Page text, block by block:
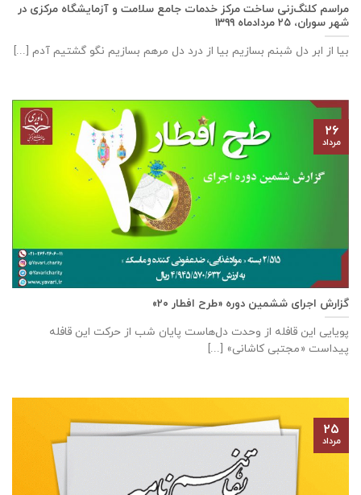
مراسم کلنگ‌زنی ساخت مرکز خدمات جامع سلامت و آزمایشگاه مرکزی در
شهر سوران، ۲۵ مردادماه ۱۳۹۹
بیا از ابر دل شبنم بسازیم بیا از درد دل مرهم بسازیم نگو گشتیم آدم [...]
گزارش اجرای ششمین دوره «طرح افطار ۲۰»
پویایی این قافله از وحدت دل‌هاست پایان شب از حرکت این قافله
پیداست «مجتبی کاشانی» [...]
۲۶
مرداد
۲۵
مرداد